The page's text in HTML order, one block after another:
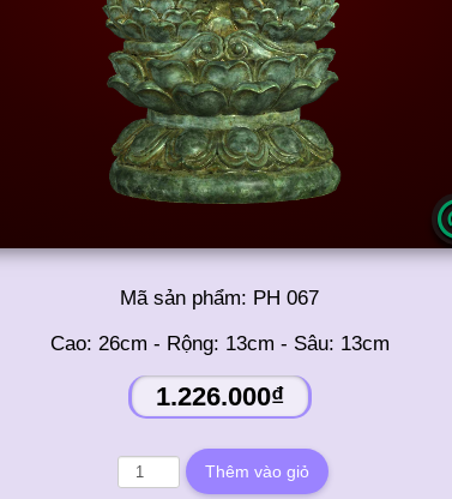
Mã sản phẩm: PH 067
Cao: 26cm - Rộng: 13cm - Sâu: 13cm
1.226.000₫